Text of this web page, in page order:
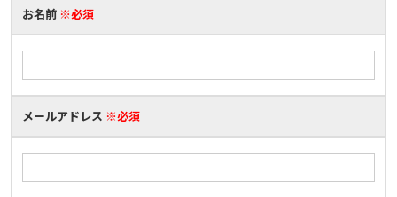
お名前 ※必須
メールアドレス ※必須